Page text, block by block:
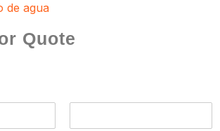
de agua
Quote